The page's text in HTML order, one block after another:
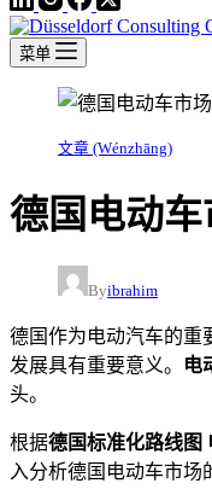
菜单
文章 (Wénzhāng)
德国电动
Byibrahim
德国作为电动汽车的重
发展具有重要意义。
电
头。
根据德国标准化路线图
入分析德国电动车市场